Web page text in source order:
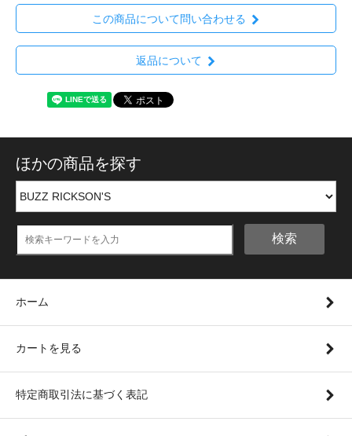
この商品について問い合わせる
返品について
ほかの商品を探す
検索
ホーム
カートを見る
特定商取引法に基づく表記